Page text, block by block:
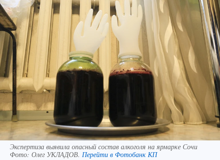
Экспертиза выявила опасный состав алкоголя на ярмарке Сочи
Фото: Олег УКЛАДОВ. Перейти в Фотобанк КП